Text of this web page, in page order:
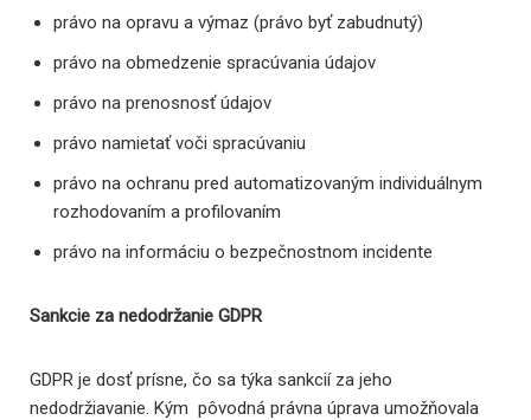
právo na opravu a výmaz (právo byť zabudnutý)
právo na obmedzenie spracúvania údajov
právo na prenosnosť údajov
právo namietať voči spracúvaniu
právo na ochranu pred automatizovaným individuálnym
rozhodovaním a profilovaním
právo na informáciu o bezpečnostnom incidente
Sankcie za nedodržanie GDPR
GDPR je dosť prísne, čo sa týka sankcií za jeho
nedodržiavanie. Kým pôvodná právna úprava umožňovala